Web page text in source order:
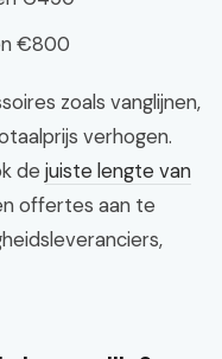
€800
zoals vanglijnen,
verhogen.
de juiste lengte van
offertes aan te